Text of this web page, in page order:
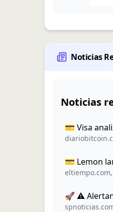
Noticias
Noticias
💳 Visa
💳 Lemon
eltiempo.com,
🚀 ⚠️